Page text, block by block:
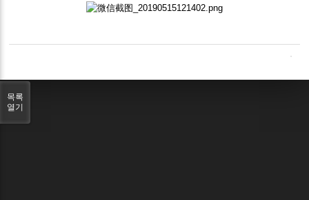
목록
열기